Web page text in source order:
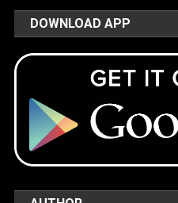
DOWNLOAD APP